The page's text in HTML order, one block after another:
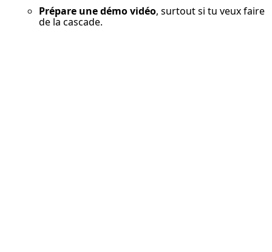
Prépare une démo vidéo, surtout si tu veux faire
de la cascade.